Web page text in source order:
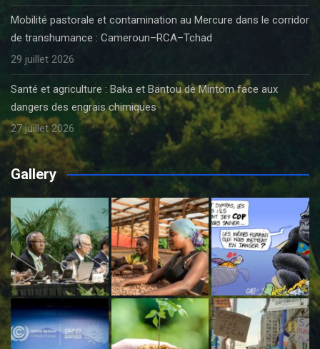
Mobilité pastorale et contamination au Mercure dans le corridor
de transhumance : Cameroun–RCA–Tchad
29 juillet 2026
Santé et agriculture : Baka et Bantou de Mintom face aux
dangers des engrais chimiques
27 juillet 2026
Gallery